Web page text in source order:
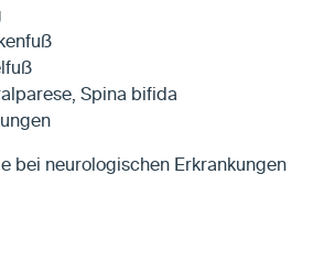
Spina bifida
bei neurologischen Erkrankungen